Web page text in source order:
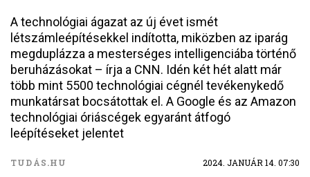
A technológiai ágazat az új évet ismét
létszámleépítésekkel indította, miközben az iparág
megduplázza a mesterséges intelligenciába történő
beruházásokat – írja a CNN. Idén két hét alatt már
több mint 5500 technológiai cégnél tevékenykedő
munkatársat bocsátottak el. A Google és az Amazon
technológiai óriáscégek egyaránt átfogó
leépítéseket jelentet
TUDÁS.HU 2024. JANUÁR 14. 07:30